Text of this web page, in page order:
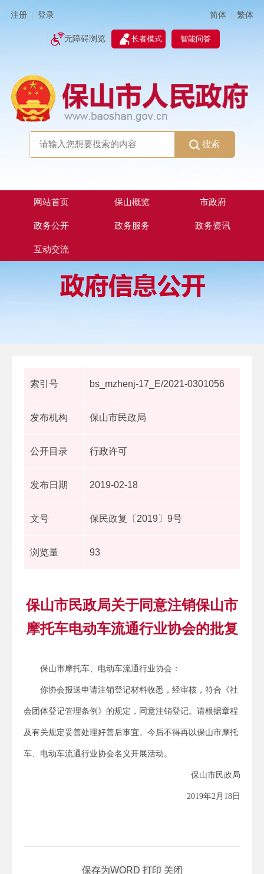
注册 登录 简体 | 繁体
无障碍浏览 长者模式 智能问答
搜索
网站首页 保山概览 市政府
政务公开 政务服务 政务资讯
互动交流
索引号 bs_mzhenj-17_E/2021-0301056
发布机构 保山市民政局
公开目录 行政许可
发布日期 2019-02-18
文号 保民政复〔2019〕9号
浏览量 93
保山市民政局关于同意注销保山市
摩托车电动车流通行业协会的批复
保山市摩托车、电动车流通行业协会：
你协会报送申请注销登记材料收悉，经审核，符合《社
会团体登记管理条例》的规定，同意注销登记。请根据章程
及有关规定妥善处理好善后事宜。今后不得再以保山市摩托
车、电动车流通行业协会名义开展活动。
保山市民政局
2019年2月18日